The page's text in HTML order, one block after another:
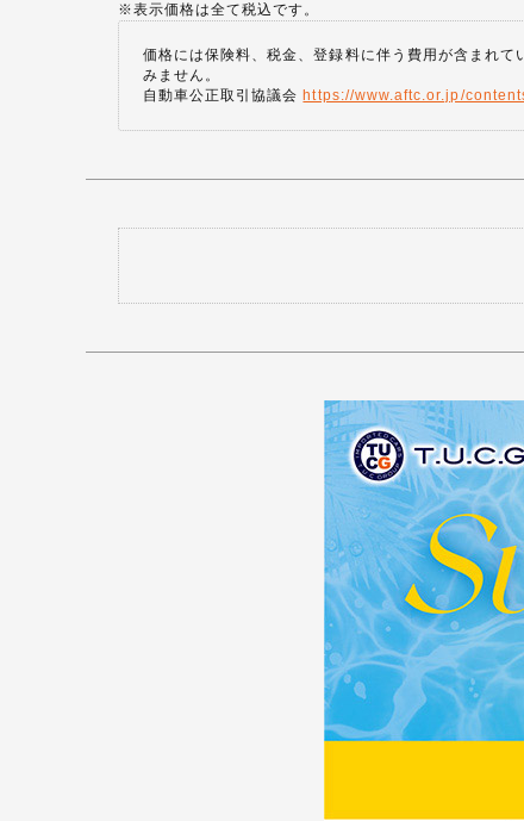
※表示価格は全て税込です。
価格には保険料、税金、登録料に伴う費用が含まれ
みません。
自動車公正取引協議会 https://www.aftc.or.jp/